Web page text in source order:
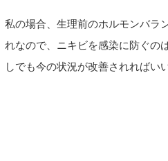
私の場合、生理前のホルモンバラ
れなので、ニキビを感染に防ぐの
しでも今の状況が改善されればい